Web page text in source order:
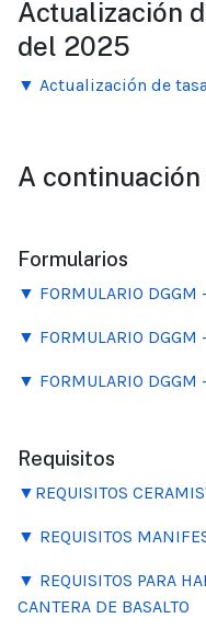
Actualización
del 2025
▼ Actualización de
A continuación
Formularios
▼ FORMULARIO DGGM
▼ FORMULARIO DGGM
▼ FORMULARIO DGGM
Requisitos
▼REQUISITOS
▼ REQUISITOS
▼ REQUISITOS PARA
CANTERA DE BASALTO